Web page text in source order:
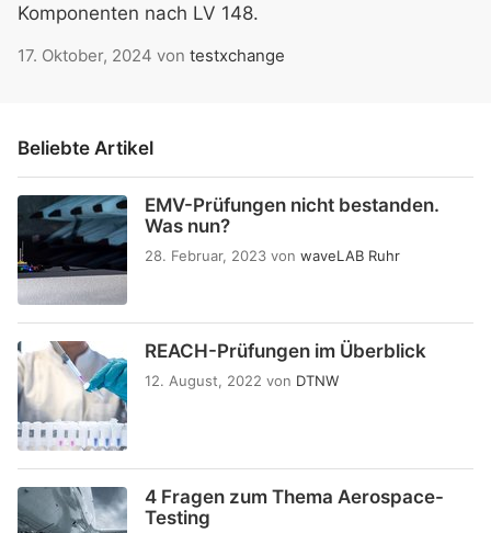
Komponenten nach LV 148.
17. Oktober, 2024 von testxchange
Beliebte Artikel
EMV-Prüfungen nicht bestanden.
Was nun?
28. Februar, 2023 von waveLAB Ruhr
REACH-Prüfungen im Überblick
12. August, 2022 von DTNW
4 Fragen zum Thema Aerospace-
Testing